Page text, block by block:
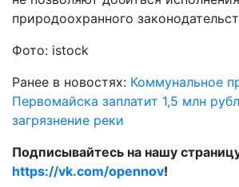
природоохранного
Фото: istock
Ранее в новостях: Коммунальное
Первомайска заплатит 1,5 млн
загрязнение реки
Подписывайтесь на нашу
https://vk.com/opennov!